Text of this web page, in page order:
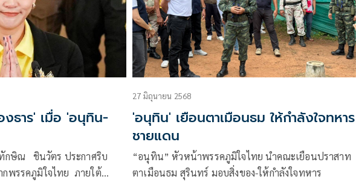
ธาร' เมื่อ 'อนุทิน-
กษิณ ชินวัตร ประกาศริบ
กพรรคภูมิใจไทย ภายใต้
27 มิถุนายน 2568
'อนุทิน' เยือนตาเมือนธม ให้กำลังใจทหาร
ชายแดน
“อนุทิน” หัวหน้าพรรคภูมิใจไทย นำคณะเยือนปราสาท
ตาเมือนธม สุรินทร์ มอบสิ่งของ-ให้กำลังใจทหาร